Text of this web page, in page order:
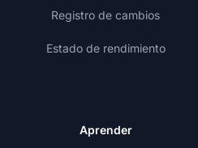
Registro de cambios
Estado de rendimiento
Aprender